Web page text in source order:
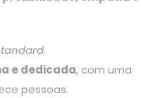
.
e dedicada, com uma
pessoas.